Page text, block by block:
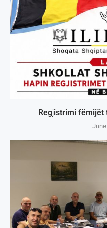
Regjistrimi fëmijët
June